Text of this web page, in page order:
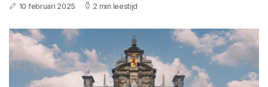
10 februari 2025 2 min leestijd